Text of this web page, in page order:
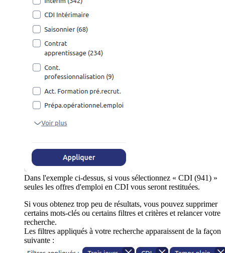
Dans l'exemple ci-dessus, si vous sélectionnez « CDI (941) »
seules les offres d'emploi en CDI vous seront restituées.
Si vous obtenez trop peu de résultats, vous pouvez supprimer
certains mots-clés ou certains filtres et critères et relancer votre
recherche.
Les filtres appliqués à votre recherche apparaissent de la façon
suivante :